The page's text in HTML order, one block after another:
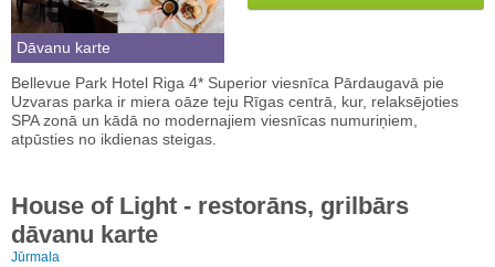
Dāvanu karte
Bellevue Park Hotel Riga 4* Superior viesnīca Pārdaugavā pie
Uzvaras parka ir miera oāze teju Rīgas centrā, kur, relaksējoties
SPA zonā un kādā no modernajiem viesnīcas numuriņiem,
atpūsties no ikdienas steigas.
House of Light - restorāns, grilbārs
dāvanu karte
Jūrmala